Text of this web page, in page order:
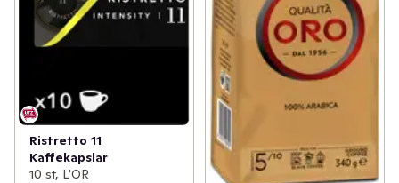
Ristretto 11
Kaffekapslar
10 st, L'OR